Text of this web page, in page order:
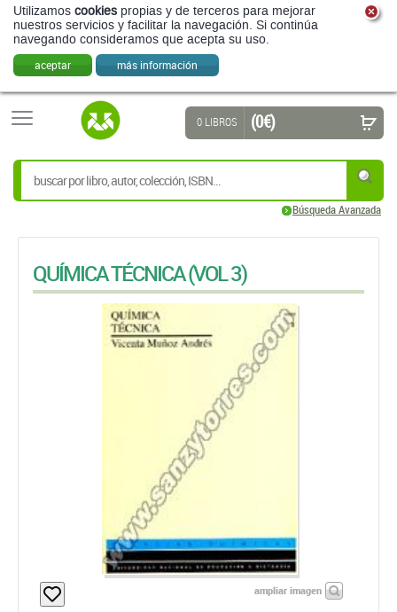
Utilizamos cookies propias y de terceros para mejorar
nuestros servicios y facilitar la navegación. Si continúa
navegando consideramos que acepta su uso.
aceptar más información
Búsqueda Avanzada
(0 €)
QUÍMICA TÉCNICA (VOL 3)
ampliar imagen